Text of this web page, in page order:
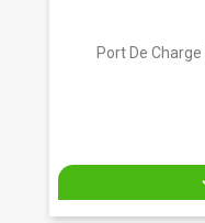
Port De